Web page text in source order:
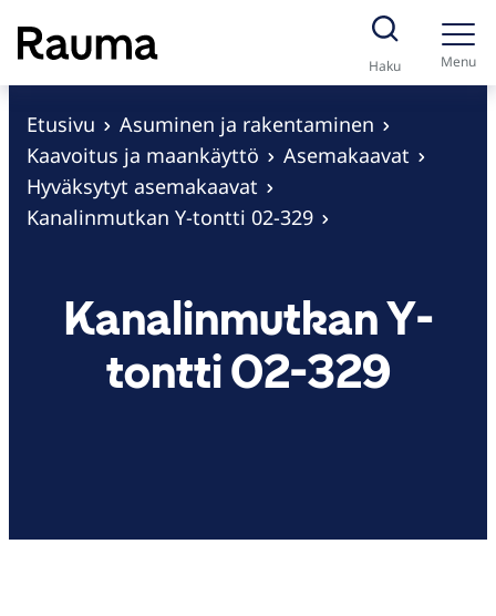
S
i
Haku Menu
Etusivu
Asuminen ja rakentaminen
Kaavoitus ja maankäyttö
Asemakaavat
Hyväksytyt asemakaavat
Kanalinmutkan Y-tontti 02-329
Kanalinmutkan Y-
tontti 02-329